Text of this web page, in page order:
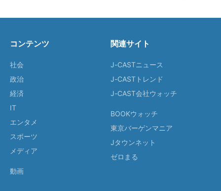
コンテンツ
社会
政治
経済
IT
エンタメ
スポーツ
メディア
動画
関連サイト
J-CASTニュース
J-CASTトレンド
J-CAST会社ウォッチ
BOOKウォッチ
東京バーゲンマニア
Jタウンネット
ゼロまる